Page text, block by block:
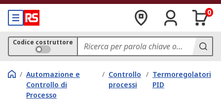
0
Codice costruttore
/ Automazione e
Controllo di
Processo
/ Controllo
processi
/ Termoregolatori
PID